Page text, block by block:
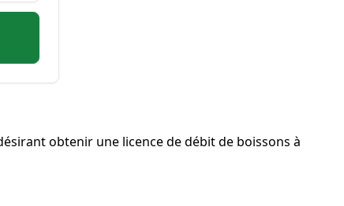
obtenir une licence de débit de boissons à